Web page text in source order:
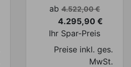
Verkaufspreis
ab 4.522,00 €
Preis
4.295,90 €
Ihr Spar-Preis
Preise inkl. ges.
MwSt.